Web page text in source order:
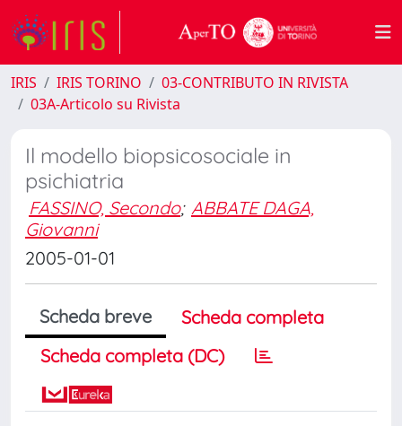
IRIS IRIS TORINO
03-CONTRIBUTO IN RIVISTA
03A-Articolo su Rivista
Il modello biopsicosociale in
psichiatria
FASSINO, Secondo; ABBATE DAGA,
Giovanni
2005-01-01
Scheda breve
Scheda completa
Scheda completa (DC)